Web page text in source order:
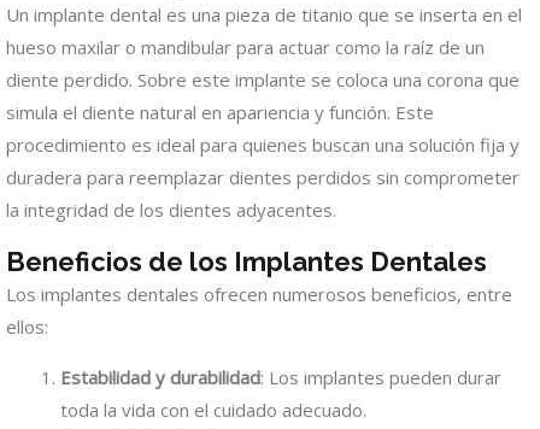
Un implante dental es una pieza de titanio que se inserta en el
hueso maxilar o mandibular para actuar como la raíz de un
diente perdido. Sobre este implante se coloca una corona que
simula el diente natural en apariencia y función. Este
procedimiento es ideal para quienes buscan una solución fija y
duradera para reemplazar dientes perdidos sin comprometer
la integridad de los dientes adyacentes.
Beneficios de los Implantes Dentales
Los implantes dentales ofrecen numerosos beneficios, entre
ellos:
Estabilidad y durabilidad: Los implantes pueden durar
toda la vida con el cuidado adecuado.